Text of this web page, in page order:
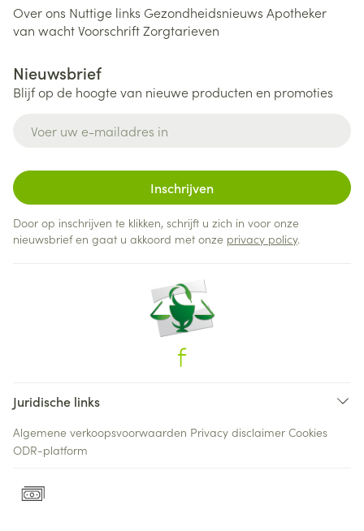
Over ons Nuttige links Gezondheidsnieuws Apotheker
van wachtVoorschriftZorgtarieven
Nieuwsbrief
Blijf op de hoogte van nieuwe producten en promoties
Inschrijven
Door op inschrijven te klikken, schrijft u zich in voor onze
nieuwsbrief en gaat u akkoord met onze privacy policy.
Juridische links
Algemene verkoopsvoorwaarden Privacy disclaimer Cookies
ODR-platform